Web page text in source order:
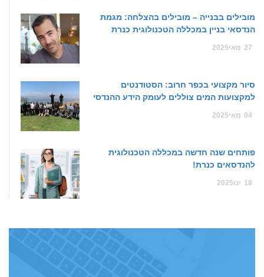
מובילים בבנייה – מובילים בהצלחה: מגמת
הנדסאי בניין במכללה הטכנולוגית כנרת
27 מאי2025
סיור מקצועי בכפר חרוב: הסטודנטים
למקצועות המים צוללים לעומק הידע ההנדסי
04 מאי2025
פותחים שנה חדשה במכללה הטכנולוגית
להנדסאים כנרת!
18 ינו2025